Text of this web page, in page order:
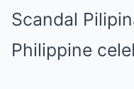
Scandal
Philippine